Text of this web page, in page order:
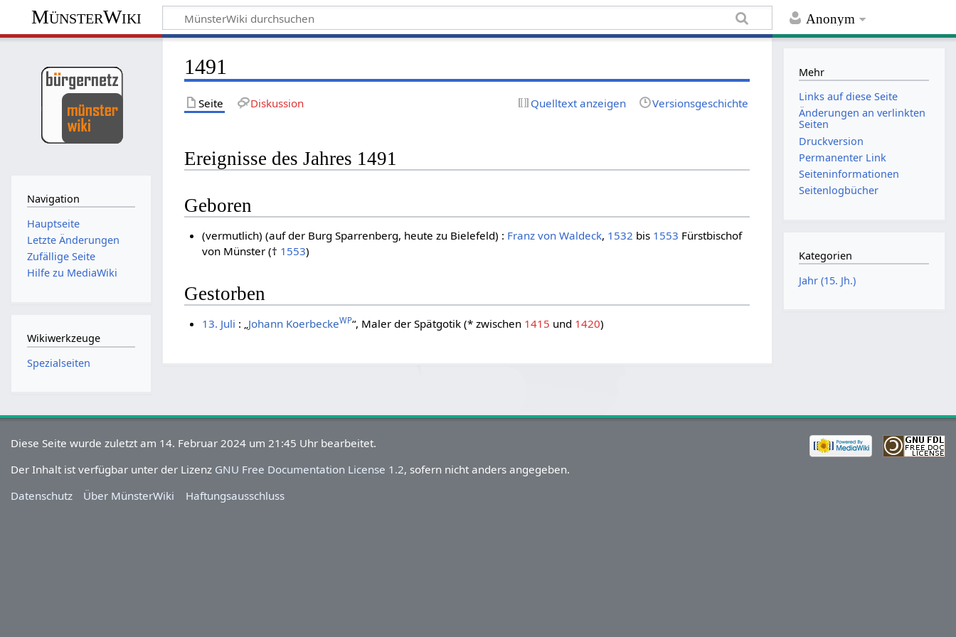
Anonym
MünsterWiki
1491
Seite Diskussion Quelltext anzeigen Versionsgeschichte
Ereignisse des Jahres 1491
Geboren
(vermutlich) (auf der Burg Sparrenberg, heute zu Bielefeld) : Franz von Waldeck, 1532 bis 1553 Fürstbischof
von Münster († 1553)
Gestorben
13. Juli : „ Johann KoerbeckeWP“, Maler der Spätgotik (* zwischen 1415 und 1420)
Navigation
Hauptseite
Letzte Änderungen
Zufällige Seite
Hilfe zu MediaWiki
Wikiwerkzeuge
Spezialseiten
Mehr
Links auf diese Seite
Änderungen an verlinkten
Seiten
Druckversion
Permanenter Link
Seiten­informationen
Seitenlogbücher
Kategorien
Jahr (15. Jh.)
Diese Seite wurde zuletzt am 14. Februar 2024 um 21:45 Uhr bearbeitet.
Der Inhalt ist verfügbar unter der Lizenz GNU Free Documentation License 1.2, sofern nicht anders angegeben.
Datenschutz
Über MünsterWiki Haftungsausschluss